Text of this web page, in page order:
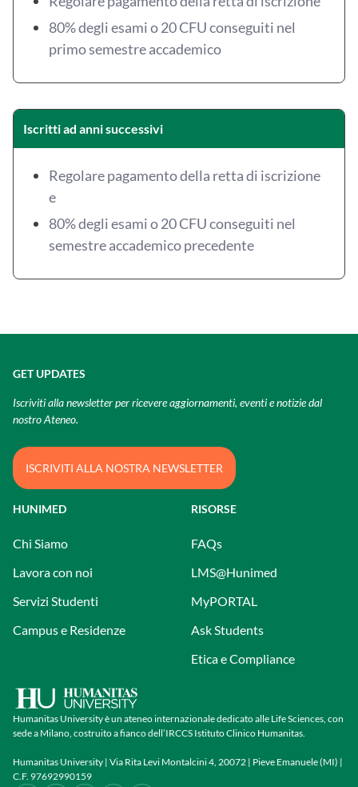
80% degli esami o 20 CFU conseguiti nel
primo semestre accademico
Iscritti ad anni successivi
Regolare pagamento della retta di iscrizione
e
80% degli esami o 20 CFU conseguiti nel
semestre accademico precedente
Humanitas University è un ateneo internazionale dedicato alle Life Sciences, con
sede a Milano, costruito a fianco dell’IRCCS Istituto Clinico Humanitas.
Humanitas University | Via Rita Levi Montalcini 4, 20072 | Pieve Emanuele (MI) |
C.F. 97692990159
HUNIMED
Chi Siamo
Lavora con noi
Servizi Studenti
Campus e Residenze
RISORSE
FAQs
LMS@Hunimed
MyPORTAL
Ask Students
Etica e Compliance
GET UPDATES
Iscriviti alla newsletter per ricevere aggiornamenti, eventi e notizie dal
nostro Ateneo.
ISCRIVITI ALLA NOSTRA NEWSLETTER